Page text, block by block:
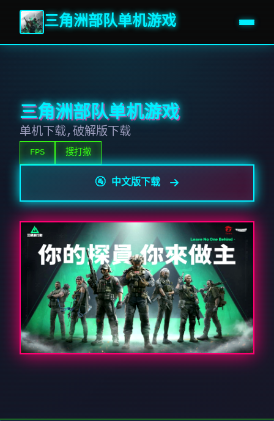
三角洲部队单机游戏
三角洲部队单机游戏
单机下载,破解版下载
FPS 搜打撤
🚰 中文版下载